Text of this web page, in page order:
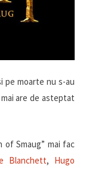
pe moarte nu s-au
are de asteptat
Smaug” mai fac
Blanchett, Hugo